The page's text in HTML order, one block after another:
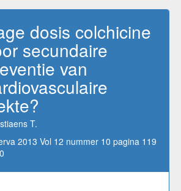
dosis colchicine
secundaire
van
T.
2013 Vol 12 nummer 10 pagina 119